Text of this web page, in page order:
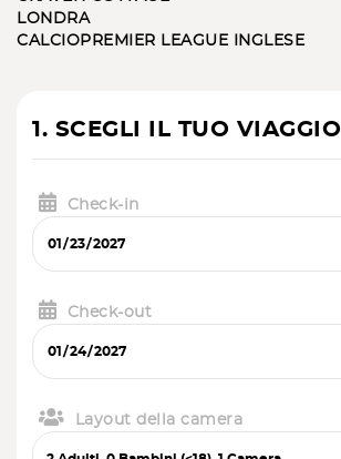
LONDRA
CALCIO PREMIER LEAGUE INGLESE
1. SCEGLI IL TUO VIAGGIO
Check-in
Check-out
Layout della camera